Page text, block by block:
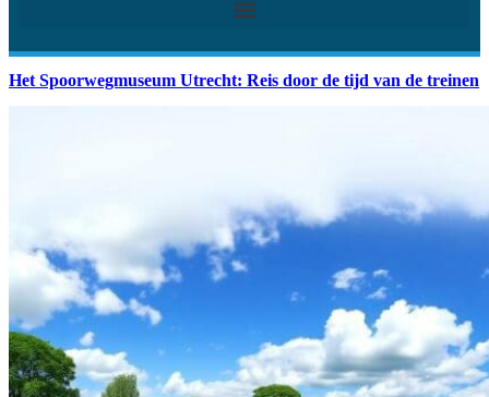
Het Spoorwegmuseum Utrecht: Reis door de tijd van de treinen